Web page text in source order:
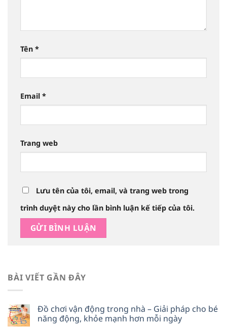
Tên *
Email *
Trang web
Lưu tên của tôi, email, và trang web trong
trình duyệt này cho lần bình luận kế tiếp của tôi.
BÀI VIẾT GẦN ĐÂY
Đồ chơi vận động trong nhà – Giải pháp cho bé
năng động, khỏe mạnh hơn mỗi ngày